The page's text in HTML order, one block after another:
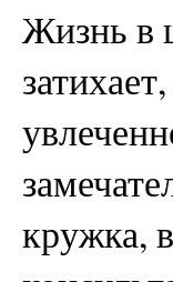
Жизнь в
кружка,